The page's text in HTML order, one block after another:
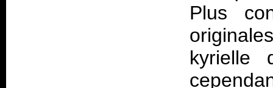
Plus
kyrielle